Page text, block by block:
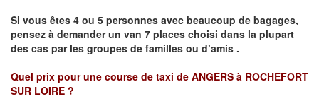
Si vous êtes 4 ou 5 personnes avec beaucoup de bagages,
pensez à demander un van 7 places choisi dans la plupart
des cas par les groupes de familles ou d’amis .
Quel prix pour une course de taxi de ANGERS à ROCHEFORT
SUR LOIRE ?